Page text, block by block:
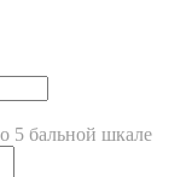
5 бальной шкале